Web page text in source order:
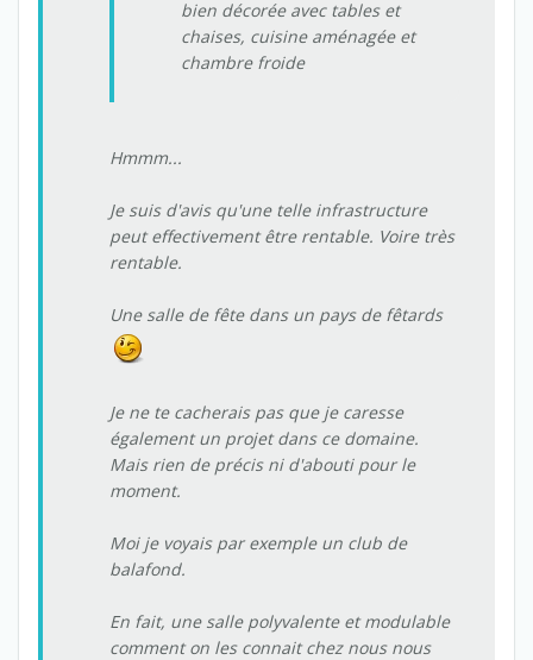
bien décorée avec tables et
chaises, cuisine aménagée et
chambre froide
Hmmm...
Je suis d'avis qu'une telle infrastructure
peut effectivement être rentable. Voire très
rentable.
Une salle de fête dans un pays de fêtards
Je ne te cacherais pas que je caresse
également un projet dans ce domaine.
Mais rien de précis ni d'abouti pour le
moment.
Moi je voyais par exemple un club de
balafond.
En fait, une salle polyvalente et modulable
comment on les connait chez nous nous